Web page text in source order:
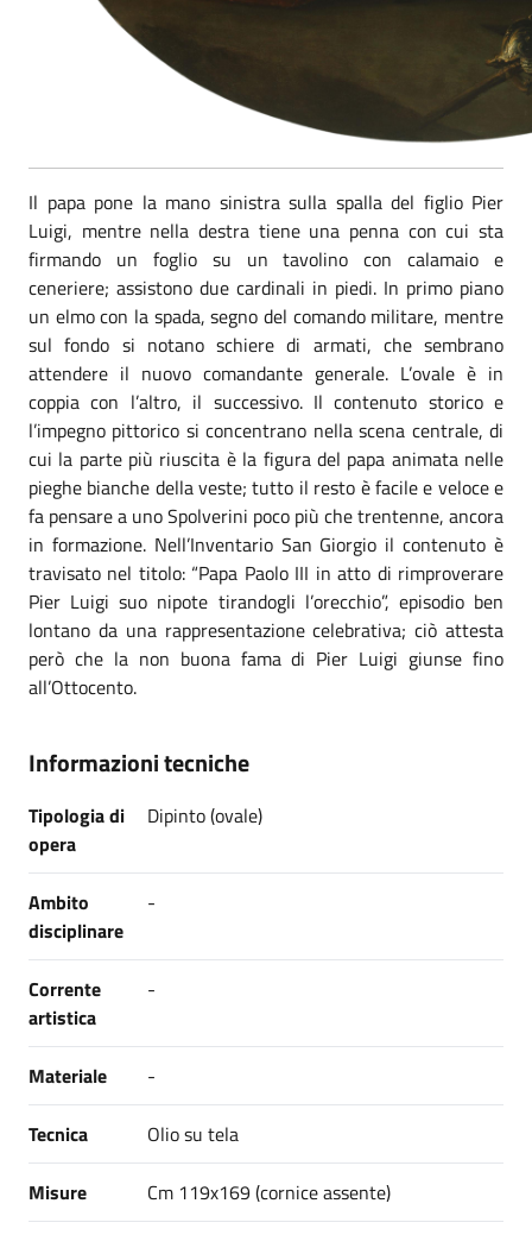
Il papa pone la mano sinistra sulla spalla del figlio Pier
Luigi, mentre nella destra tiene una penna con cui sta
firmando un foglio su un tavolino con calamaio e
ceneriere; assistono due cardinali in piedi. In primo piano
un elmo con la spada, segno del comando militare, mentre
sul fondo si notano schiere di armati, che sembrano
attendere il nuovo comandante generale. L’ovale è in
coppia con l’altro, il successivo. Il contenuto storico e
l’impegno pittorico si concentrano nella scena centrale, di
cui la parte più riuscita è la figura del papa animata nelle
pieghe bianche della veste; tutto il resto è facile e veloce e
fa pensare a uno Spolverini poco più che trentenne, ancora
in formazione. Nell’Inventario San Giorgio il contenuto è
travisato nel titolo: “Papa Paolo III in atto di rimproverare
Pier Luigi suo nipote tirandogli l’orecchio”, episodio ben
lontano da una rappresentazione celebrativa; ciò attesta
però che la non buona fama di Pier Luigi giunse fino
all’Ottocento.
Informazioni tecniche
Tipologia di
opera
Dipinto (ovale)
Ambito
disciplinare
-
Corrente
artistica
-
Materiale -
Tecnica Olio su tela
Misure Cm 119x169 (cornice assente)